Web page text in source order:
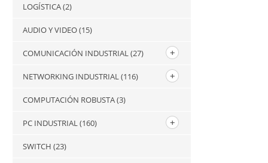
LOGÍSTICA(2)
AUDIO Y VIDEO(15)
COMUNICACIÓN INDUSTRIAL (27)
NETWORKING INDUSTRIAL (116)
COMPUTACIÓN ROBUSTA(3)
PC INDUSTRIAL (160)
SWITCH (23)